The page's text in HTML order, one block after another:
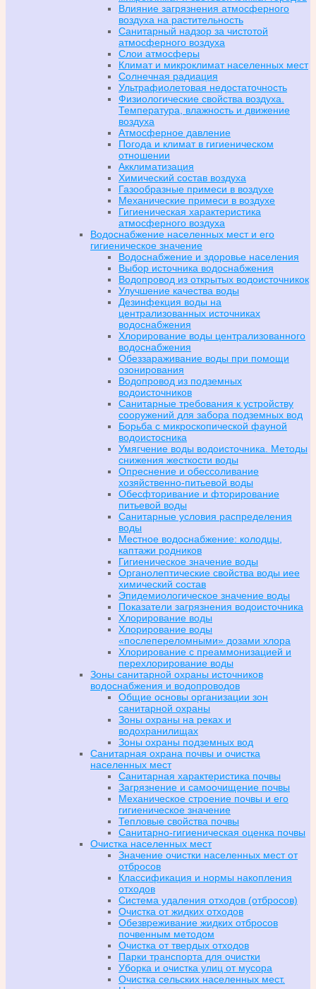
Влияние загрязнения атмосферного
воздуха на растительность
Санитарный надзор за чистотой
атмосферного воздуха
Слои атмосферы
Климат и микроклимат населенных мест
Солнечная радиация
Ультрафиолетовая недостаточность
Физиологические свойства воздуха.
Температура, влажность и движение
воздуха
Атмосферное давление
Погода и климат в гигиеническом
отношении
Акклиматизация
Химический состав воздуха
Газообразные примеси в воздухе
Механические примеси в воздухе
Гигиеническая характеристика
атмосферного воздуха
Водоснабжение населенных мест и его
гигиеническое значение
Водоснабжение и здоровье населения
Выбор источника водоснабжения
Водопровод из открытых водоисточникок
Улучшение качества воды
Дезинфекция воды на
централизованных источниках
водоснабжения
Хлорирование воды централизованного
водоснабжения
Обеззараживание воды при помощи
озонирования
Водопровод из подземных
водоисточников
Санитарные требования к устройству
сооружений для забора подземных вод
Борьба с микроскопической фауной
водоистосника
Умягчение воды водоисточника. Методы
снижения жесткости воды
Опреснение и обессоливание
хозяйственно-питьевой воды
Обесфторивание и фторирование
питьевой воды
Санитарные условия распределения
воды
Местное водоснабжение: колодцы,
каптажи родников
Гигиеническое значение воды
Органолептические свойства воды иее
химический состав
Эпидемиологическое значение воды
Показатели загрязнения водоисточника
Хлорирование воды
Хлорирование воды
«послепереломными» дозами хлора
Хлорирование с преаммонизацией и
перехлорирование воды
Зоны санитарной охраны источников
водоснабжения и водопроводов
Общие основы организации зон
санитарной охраны
Зоны охраны на реках и
водохранилищах
Зоны охраны подземных вод
Санитарная охрана почвы и очистка
населенных мест
Санитарная характеристика почвы
Загрязнение и самоочищение почвы
Механическое строение почвы и его
гигиеническое значение
Тепловые свойства почвы
Санитарно-гигиеническая оценка почвы
Очистка населенных мест
Значение очистки населенных мест от
отбросов
Классификация и нормы накопления
отходов
Система удаления отходов (отбросов)
Очистка от жидких отходов
Обезвреживание жидких отбросов
почвенным методом
Очистка от твердых отходов
Парки транспорта для очистки
Уборка и очистка улиц от мусора
Очистка сельских населенных мест.